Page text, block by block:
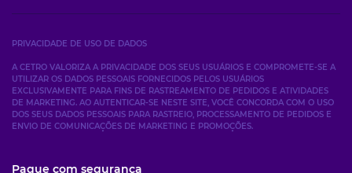
PRIVACIDADE DE USO DE DADOS
A CETRO VALORIZA A PRIVACIDADE DOS SEUS USUÁRIOS E COMPROMETE-SE A
UTILIZAR OS DADOS PESSOAIS FORNECIDOS PELOS USUÁRIOS
EXCLUSIVAMENTE PARA FINS DE RASTREAMENTO DE PEDIDOS E ATIVIDADES
DE MARKETING. AO AUTENTICAR-SE NESTE SITE, VOCÊ CONCORDA COM O USO
DOS SEUS DADOS PESSOAIS PARA RASTREIO, PROCESSAMENTO DE PEDIDOS E
ENVIO DE COMUNICAÇÕES DE MARKETING E PROMOÇÕES.
Pague com segurança